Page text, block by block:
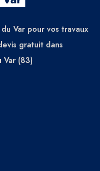
Var pour vos travaux
gratuit dans
(83)